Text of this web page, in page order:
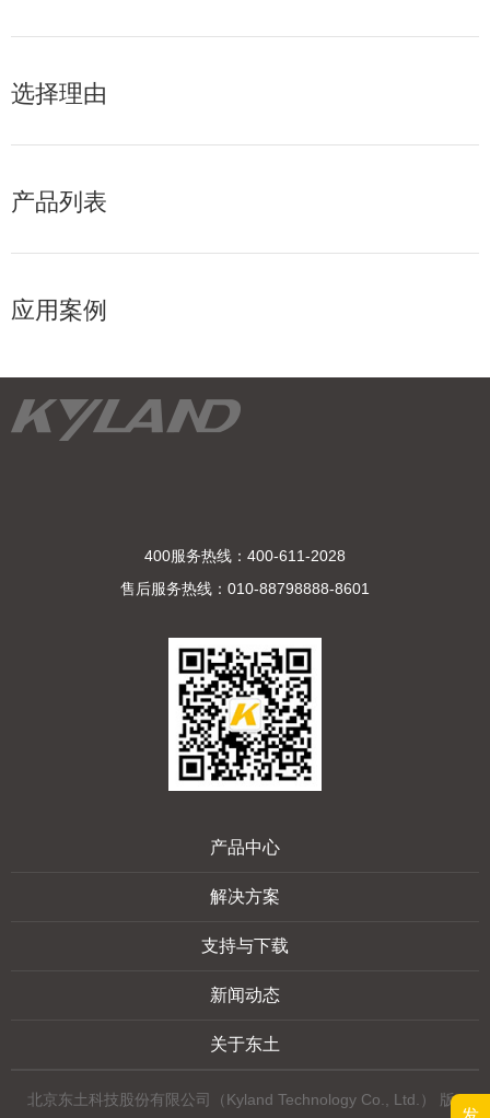
选择理由
产品列表
应用案例
400服务热线：400-611-2028
售后服务热线：010-88798888-8601
产品中心
解决方案
支持与下载
新闻动态
关于东土
北京东土科技股份有限公司（Kyland Technology Co., Ltd.） 版